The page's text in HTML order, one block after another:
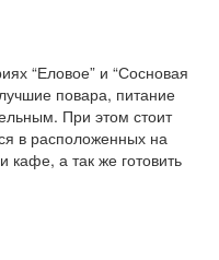
“Еловое” и “Сосновая
лучшие повара, питание
При этом стоит
в расположенных на
кафе, а так же готовить